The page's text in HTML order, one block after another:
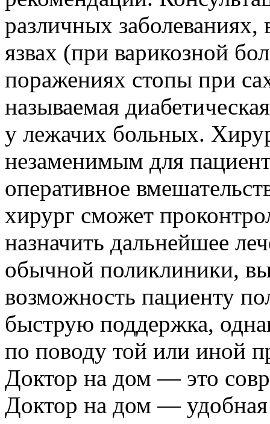
различных
язвах (при варикозной
поражениях стопы при
называемая
у лежачих больных.
незаменимым для
оперативное
хирург сможет
назначить дальнейшее
обычной поликлиники,
возможность пациенту
быструю поддержка,
по поводу той или иной
Доктор на дом — это
Доктор на дом — удобная